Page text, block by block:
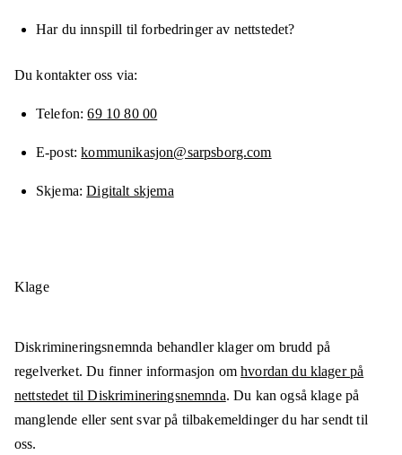
Har du innspill til forbedringer av nettstedet?
Du kontakter oss via:
Telefon 69 10 80 00
E-post kommunikasjon@sarpsborg.com
Skjema Digitalt skjema
Klage
Diskrimineringsnemnda behandler klager om brudd på
regelverket. Du finner informasjon omhvordan du klager på
nettstedet til Diskrimineringsnemnda. Du kan også klage på
manglende eller sent svar på tilbakemeldinger du har sendt til
oss.